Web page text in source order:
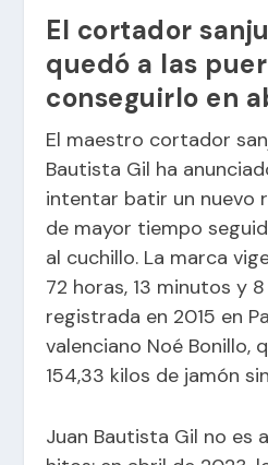
El cortador
quedó a las
conseguirlo en
El maestro cortador
Bautista Gil ha
intentar batir un nuevo
de mayor tiempo
al cuchillo. La marca
72 horas, 13 minutos y
registrada en 2015 en
valenciano Noé Bonillo,
154,33 kilos de jamón
Juan Bautista Gil no es